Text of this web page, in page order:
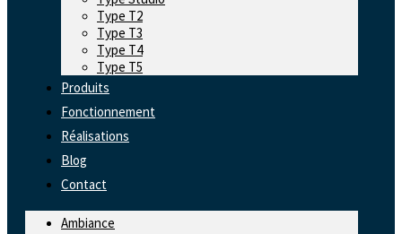
Type T2
Type T3
Type T4
Type T5
Produits
Fonctionnement
Réalisations
Blog
Contact
Ambiance